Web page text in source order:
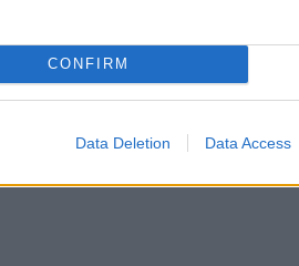
CONFIRM
Data Deletion Data Access
a